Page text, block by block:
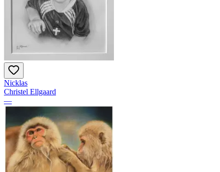
Nicklas
Christel Ellgaard
—